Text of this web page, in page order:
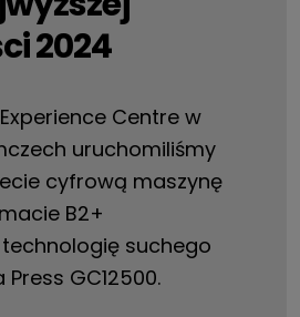
2024
Centre w
uruchomiliśmy
cyfrową maszynę
B2+
suchego
GC12500.